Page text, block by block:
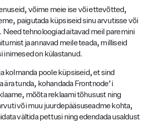
võime meie ise või ettevõtted,
paigutada küpsiseid sinu arvutisse või
Need tehnoloogiad aitavad meil paremini
ja annavad meile teada, milliseid
inimesed on külastanud.
kolmanda poole küpsiseid, et sind
ära tunda, kohandada Frontnode’i
mõõta reklaami tõhusust ning
või muu juurdepääsuseadme kohta,
vältida pettusi ning edendada usaldust